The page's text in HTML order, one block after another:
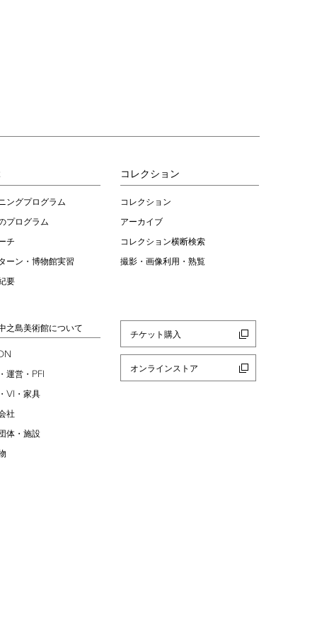
ングプログラム
プログラム
チ
ーン・博物館実習
要
コレクション
コレクション
アーカイブ
コレクション横断検索
撮影・画像利用・熟覧
之島美術館について
運営・ PFI
VI ・家具
社
体・施設
チケット購入
オンラインストア